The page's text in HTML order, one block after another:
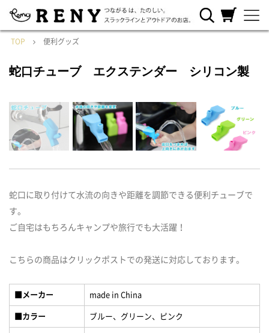
カートを見
る
ご利用ガイ
ド
て
TOP 便利グッズ
蛇口チューブ エクステンダー シリコン製
蛇口に取り付けて水流の向きや距離を調節できる便利チューブで
す。
ご自宅はもちろんキャンプや旅行でも大活躍！
こちらの商品はクリックポストでの発送に対応しております。
■メーカー made in China
■カラー ブルー、グリーン、ピンク